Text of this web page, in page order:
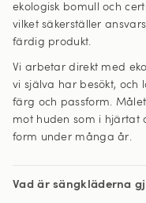
ekologisk bomull och
vilket säkerställer
färdig produkt.
Vi arbetar direkt med
vi själva har besökt, och
färg och passform.
mot huden som i hjärtat
form under många år.
Vad är sängkläderna